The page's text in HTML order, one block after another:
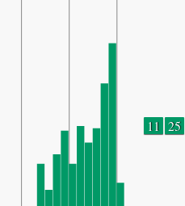
11 25